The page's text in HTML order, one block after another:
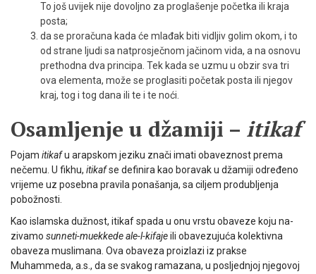
To još uvijek nije dovoljno za proglašenje početka ili kraja
posta;
da se proračuna kada će mlađak biti vidljiv golim okom, i to
od strane ljudi sa natprosječnom jačinom vida, a na osnovu
prethodna dva principa. Tek kada se uzmu u obzir sva tri
ova elementa, može se proglasiti početak posta ili njegov
kraj, tog i tog dana ili te i te noći.
Osamljenje u džamiji – itikaf
Pojam itikafu arapskom jeziku znači imati obaveznost prema
nečemu. U fikhu, itikafse definira kao boravak u džamiji određeno
vrijeme uz posebna pravila ponašanja, sa ciljem produbljenja
pobožnosti.
Kao islamska dužnost, itikaf spada u onu vrstu obaveze koju na­
zivamo sunneti-muekkedeale-l-kifajeili obavezujuća kolektivna
obaveza muslimana. Ova obaveza proizlazi iz prakse
Muhammeda, a.s., da se svakog ramazana, u posljednjoj njegovoj